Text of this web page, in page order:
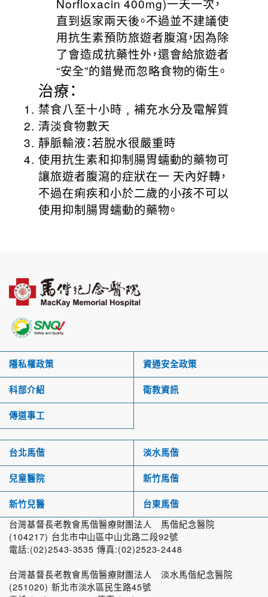
Norfloxacin 400mg)一天一次，
直到返家兩天後。不過並不建議使
用抗生素預防旅遊者腹瀉，因為除
了會造成抗藥性外，還會給旅遊者
“安全”的錯覺而忽略食物的衛生。
治療：
禁食八至十小時﹐補充水分及電解質
清淡食物數天
靜脈輸液：若脫水很嚴重時
使用抗生素和抑制腸胃蠕動的藥物可
讓旅遊者腹瀉的症狀在一 天內好轉，
不過在痢疾和小於二歲的小孩不可以
使用抑制腸胃蠕動的藥物。
隱私權政策 資通安全政策
科部介紹 衛教資訊
傳道事工
台北馬偕 淡水馬偕
兒童醫院 新竹馬偕
新竹兒醫 台東馬偕
台灣基督長老教會馬偕醫療財團法人 馬偕紀念醫院
(104217) 台北市中山區中山北路二段92號
電話:(02)2543-3535 傳真:(02)2523-2448
台灣基督長老教會馬偕醫療財團法人 淡水馬偕紀念醫院
(251020) 新北市淡水區民生路45號